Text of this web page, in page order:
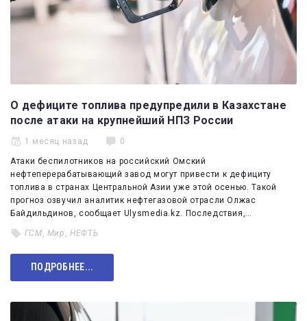
О дефиците топлива предупредили в Казахстане
после атаки на крупнейший НПЗ России
1 месяц назад 0
Атаки беспилотников на российский Омский
нефтеперерабатывающий завод могут привести к дефициту
топлива в странах Центральной Азии уже этой осенью. Такой
прогноз озвучил аналитик нефтегазовой отрасли Олжас
Байдильдинов, сообщает Ulysmedia.kz. Последствия,…
ГСМ Мир ,НЕФТЬ
ПОДРОБНЕЕ...